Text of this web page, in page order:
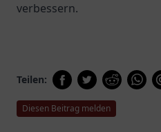
verbessern.
Teilen:
Diesen Beitrag melden